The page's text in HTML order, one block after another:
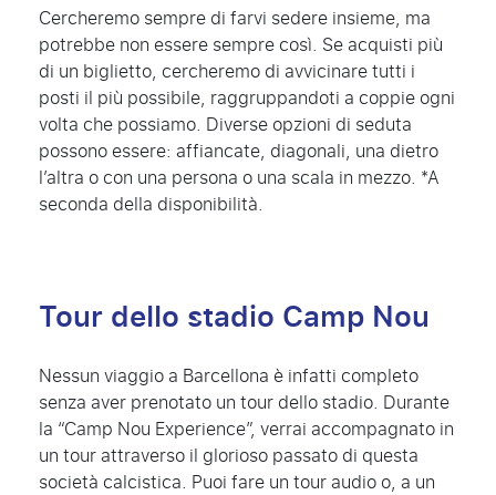
Cercheremo sempre di farvi sedere insieme, ma
potrebbe non essere sempre così. Se acquisti più
di un biglietto, cercheremo di avvicinare tutti i
posti il più possibile, raggruppandoti a coppie ogni
volta che possiamo. Diverse opzioni di seduta
possono essere: affiancate, diagonali, una dietro
l’altra o con una persona o una scala in mezzo. *A
seconda della disponibilità.
Tour dello stadio Camp Nou
Nessun viaggio a Barcellona è infatti completo
senza aver prenotato un tour dello stadio. Durante
la “Camp Nou Experience”, verrai accompagnato in
un tour attraverso il glorioso passato di questa
società calcistica. Puoi fare un tour audio o, a un